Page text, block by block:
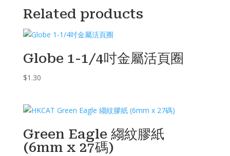
Related products
Globe 1-1/4吋金屬活頁圈
$1.30
Green Eagle 縐紋膠紙
(6mm x 27碼)